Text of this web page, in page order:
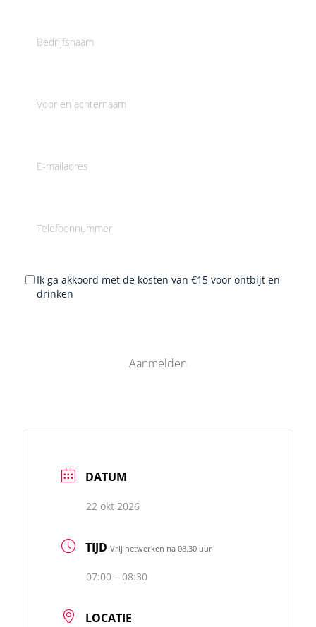
Ik ga akkoord met de kosten van €15 voor ontbijt en
drinken
DATUM
22 okt 2026
TIJD Vrij netwerken na 08.30 uur
07:00 – 08:30
LOCATIE